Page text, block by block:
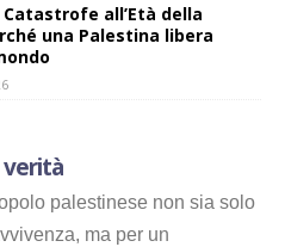
Catastrofe all’Età della
una Palestina libera
palestinese non sia solo
ma per un